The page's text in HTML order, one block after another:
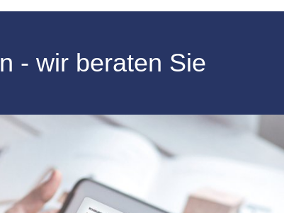
- wir beraten Sie